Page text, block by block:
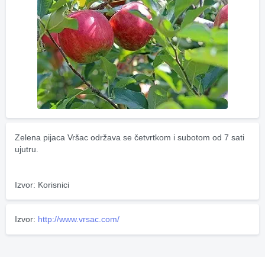
Zelena pijaca Vršac održava se četvrtkom i subotom od 7 sati
ujutru.
Izvor: Korisnici
Izvor: http://www.vrsac.com/